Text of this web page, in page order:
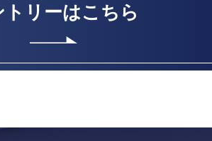
トリーはこちら